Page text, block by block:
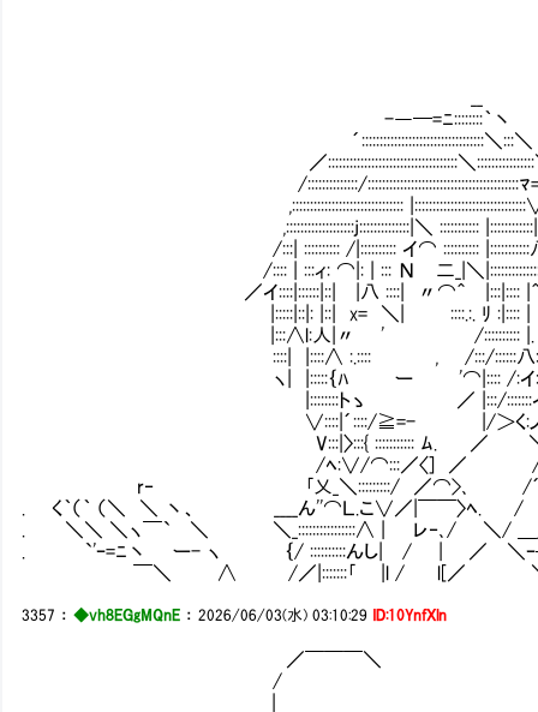
-―━=ﾆ::::::::｀丶
´::::::::::::::::::::::::::::::::::＼:::＼
／::::::::::::::::::::::::::::::::::::＼::::::::::::::::
/::::::::::::::/::::::::::::::::::::::::::::::::::::::::::ﾏ
,:::::::::::::::::::::::::::::::
,:::::::::::::::::::j::::::::::::::|＼ :::::::::::
/:::| :::::::::: /|:::::::::: イ⌒ :::::::::: |:::::::::::八
/:::: | :::ィ: ⌒|: | ::: Ν 二_|＼|:::::::::::::::::
／イ::::|::::::|::| |八 ::::| 〃⌒＾ |:::|:::: |＾Y⌒7 ΖΖ
|:::::|::|: |::| x= ＼| ::::.:. ﾘ :|:::: |
|:::∧l:人|〃 ' /:::::::::: |.丿
::::| |::::∧ :.:::: , /:::/::::::八:／
ヽ| |:::::｛ﾊ ー '⌒|:::: /:イ
|::::::::トゝ ／ |:::/:::::::
∨::::|´::::/≧=- |/＞く:
V:::|〉:::{ ::::::::::: ﾑ. ／
/ﾍ:∨/⌒:::／〈] ／ /ﾉ＞冖
r‐ ｢乂_＼:::::::::/ ／⌒>､ /´
. く｀（｀ （＼ ＼ 丶、 ____ん''⌒Ｌ.こ∨／|￣
. ＼＼ ＼ヽ￣` ＼ ＼_::::::::::::::::∧ | レ‐､/ ＼/
. `'ｰ=ﾆ丶 ー- ヽ ｛/ ::::::::::んし| / |
￣＼ ∧ /／|:::::::｢ |l / l[／
3357 ：◆vh8EGgMQnE ：2026/06/03(水) 03:10:29 ID:10YnfXln
／￣￣￣＼
/